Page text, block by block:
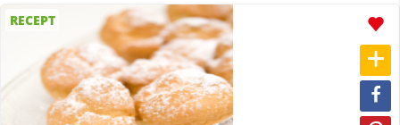
RECEPT